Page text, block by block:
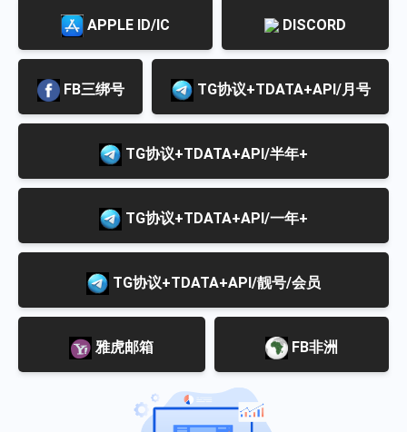
APPLE ID/IC DISCORD
FB三绑号 TG协议+TDATA+API/月号
TG协议+TDATA+API/半年+
TG协议+TDATA+API/一年+
TG协议+TDATA+API/靓号/会员
雅虎邮箱 FB非洲